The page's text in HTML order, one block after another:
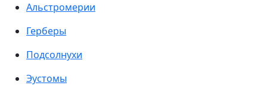
Альстромерии
Герберы
Подсолнухи
Эустомы